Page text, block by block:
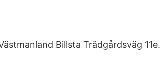
Billsta Trädgårdsväg 11e.